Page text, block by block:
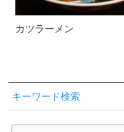
カツラーメン
キーワード検索